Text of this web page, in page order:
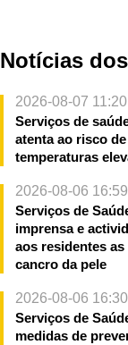
Notícias
2026-08-07 11:20
Serviços de
atenta ao risco
temperaturas
2026-08-06 16:59
Serviços de
imprensa e
aos residentes
cancro da pele
2026-08-06 16:30
Serviços de
medidas de